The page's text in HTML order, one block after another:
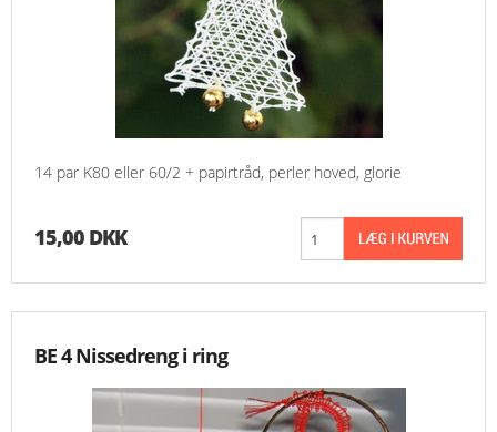
14 par K80 eller 60/2 + papirtråd, perler hoved, glorie
15,00 DKK
BE 4 Nissedreng i ring